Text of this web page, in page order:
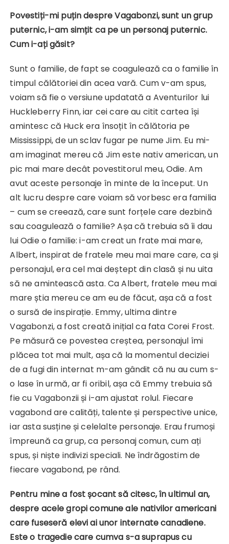
Povestiți-mi puțin despre Vagabonzi, sunt un grup
puternic, i-am simțit ca pe un personaj puternic.
Cum i-ați găsit?
Sunt o familie, de fapt se coagulează ca o familie în
timpul călătoriei din acea vară. Cum v-am spus,
voiam să fie o versiune updatată a Aventurilor lui
Huckleberry Finn, iar cei care au citit cartea își
amintesc că Huck era însoțit în călătoria pe
Mississippi, de un sclav fugar pe nume Jim. Eu mi-
am imaginat mereu că Jim este nativ american, un
pic mai mare decât povestitorul meu, Odie. Am
avut aceste personaje în minte de la început. Un
alt lucru despre care voiam să vorbesc era familia
– cum se creează, care sunt forțele care dezbină
sau coagulează o familie? Așa că trebuia să îi dau
lui Odie o familie: i-am creat un frate mai mare,
Albert, inspirat de fratele meu mai mare care, ca și
personajul, era cel mai deștept din clasă și nu uita
să ne amintească asta. Ca Albert, fratele meu mai
mare știa mereu ce am eu de făcut, așa că a fost
o sursă de inspirație. Emmy, ultima dintre
Vagabonzi, a fost creată inițial ca fata Corei Frost.
Pe măsură ce povestea creștea, personajul îmi
plăcea tot mai mult, așa că la momentul deciziei
de a fugi din internat m-am gândit că nu au cum s-
o lase în urmă, ar fi oribil, așa că Emmy trebuia să
fie cu Vagabonzii și i-am ajustat rolul. Fiecare
vagabond are calități, talente și perspective unice,
iar asta susține și celelalte personaje. Erau frumoși
împreună ca grup, ca personaj comun, cum ați
spus, și niște indivizi speciali. Ne îndrăgostim de
fiecare vagabond, pe rând.
Pentru mine a fost șocant să citesc, în ultimul an,
despre acele gropi comune ale nativilor americani
care fuseseră elevi ai unor internate canadiene.
Este o tragedie care cumva s-a suprapus cu